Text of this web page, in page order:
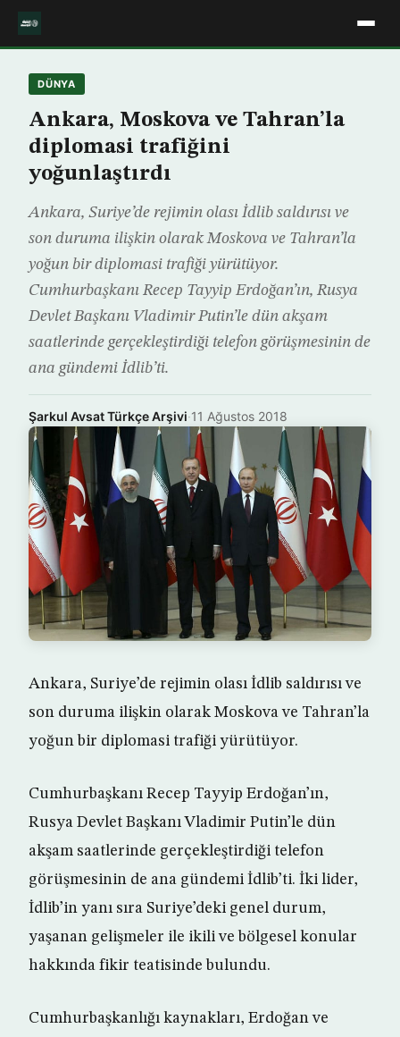
DÜNYA
Ankara, Moskova ve Tahran’la
diplomasi trafiğini
yoğunlaştırdı
Ankara, Suriye’de rejimin olası İdlib saldırısı ve
son duruma ilişkin olarak Moskova ve Tahran’la
yoğun bir diplomasi trafiği yürütüyor.
Cumhurbaşkanı Recep Tayyip Erdoğan’ın, Rusya
Devlet Başkanı Vladimir Putin’le dün akşam
saatlerinde gerçekleştirdiği telefon görüşmesinin de
ana gündemi İdlib’ti.
Şarkul Avsat Türkçe Arşivi·11 Ağustos 2018
Ankara, Suriye’de rejimin olası İdlib saldırısı ve
son duruma ilişkin olarak Moskova ve Tahran’la
yoğun bir diplomasi trafiği yürütüyor.
Cumhurbaşkanı Recep Tayyip Erdoğan’ın,
Rusya Devlet Başkanı Vladimir Putin’le dün
akşam saatlerinde gerçekleştirdiği telefon
görüşmesinin de ana gündemi İdlib’ti. İki lider,
İdlib’in yanı sıra Suriye’deki genel durum,
yaşanan gelişmeler ile ikili ve bölgesel konular
hakkında fikir teatisinde bulundu.
Cumhurbaşkanlığı kaynakları, Erdoğan ve